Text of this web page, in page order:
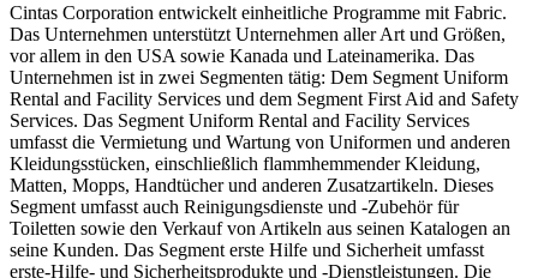
Cintas Corporation entwickelt einheitliche Programme mit Fabric.
Das Unternehmen unterstützt Unternehmen aller Art und Größen,
vor allem in den USA sowie Kanada und Lateinamerika. Das
Unternehmen ist in zwei Segmenten tätig: Dem Segment Uniform
Rental and Facility Services und dem Segment First Aid and Safety
Services. Das Segment Uniform Rental and Facility Services
umfasst die Vermietung und Wartung von Uniformen und anderen
Kleidungsstücken, einschließlich flammhemmender Kleidung,
Matten, Mopps, Handtücher und anderen Zusatzartikeln. Dieses
Segment umfasst auch Reinigungsdienste und -Zubehör für
Toiletten sowie den Verkauf von Artikeln aus seinen Katalogen an
seine Kunden. Das Segment erste Hilfe und Sicherheit umfasst
erste-Hilfe- und Sicherheitsprodukte und -Dienstleistungen. Die